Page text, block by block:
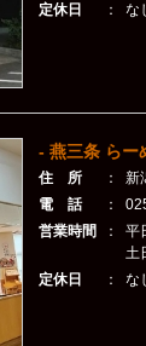
定休日
： な
- 燕三条 ら
住 所 ：
新
電 話
：
営業時間
：
平
土
定休日
： な